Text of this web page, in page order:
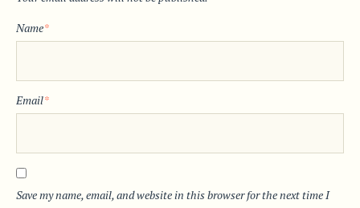
Name*
Email*
Save my name, email, and website in this browser for the next time I